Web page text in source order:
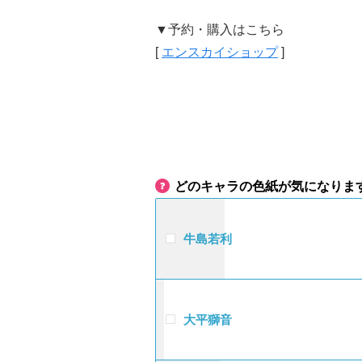
▼予約・購入はこちら
[ エンスカイショップ]
どのキャラの色紙が気になりま
牛島若利
大平獅音